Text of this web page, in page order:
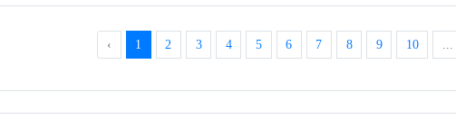
‹ 1 2 3 4 5 6 7 8 9 10 ...